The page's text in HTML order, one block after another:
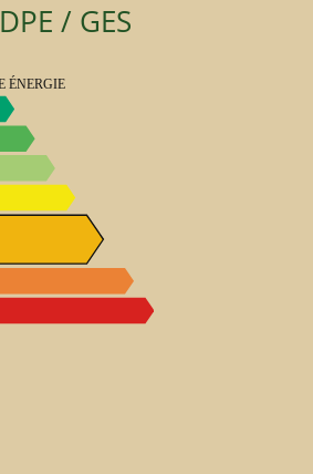
DPE / GES